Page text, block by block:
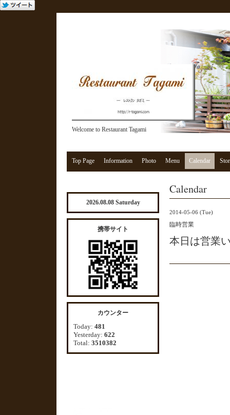
Welcome to Restaurant Tagami
Top Page Information Photo Menu Calendar
Calendar
2014-05-06 (Tue)
臨時営業
本日は営業
2026.08.08 Saturday
携帯サイト
カウンター
Today: 481
Yesterday: 622
Total: 3510382